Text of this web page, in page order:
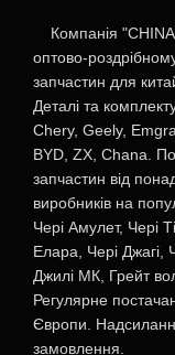
Компанія "CHINA-
оптово-
запчастин для
Деталі та
Chery, Geely,
BYD, ZX, Chana.
запчастин від
виробників на
Чері Амулет, Чері
Елара, Чері Джагі,
Джилі МК, Грейт
Регулярне
Європи.
замовлення.